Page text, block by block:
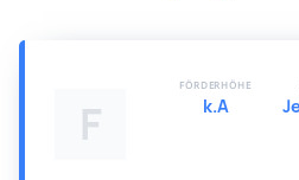
F
FÖRDERHÖHE
k.A